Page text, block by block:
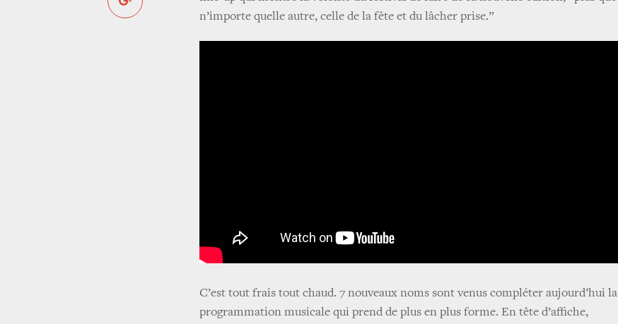
n’importe quelle autre, celle de la fête et du lâcher prise.”
C’est tout frais tout chaud. 7 nouveaux noms sont venus compléter aujourd’hui la
programmation musicale qui prend de plus en plus forme. En tête d’affiche,